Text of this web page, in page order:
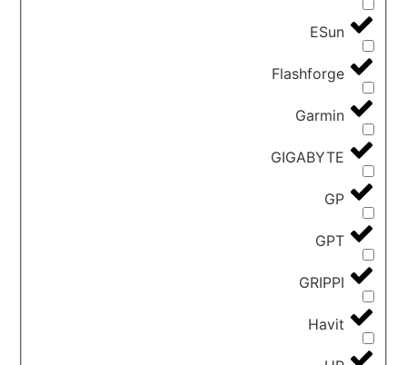
ESun
Flashforge
Garmin
GIGABYTE
GP
GPT
GRIPPI
Havit